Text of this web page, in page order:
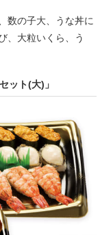
数の子大、うな丼に
、大粒いくら、う
ット(大)」